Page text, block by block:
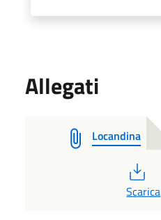
Allegati
Locandina
PDF
Scarica